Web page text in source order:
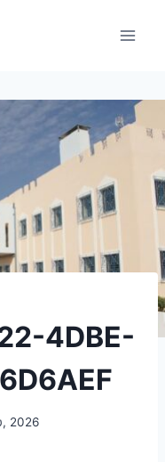
4DBE-
2026